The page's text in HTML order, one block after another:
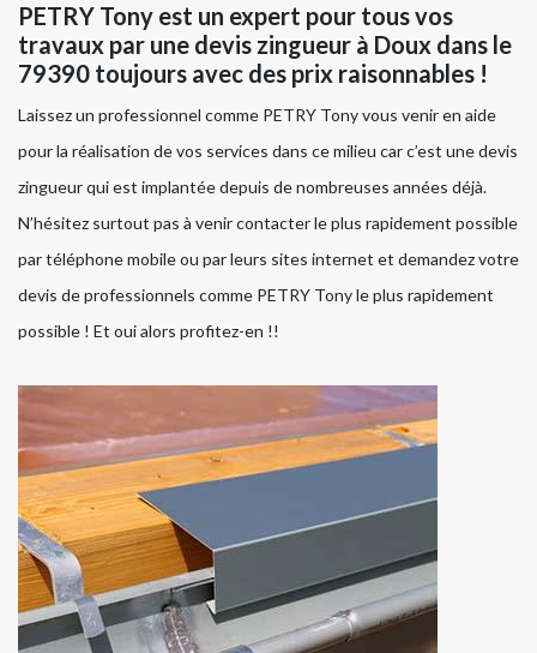
PETRY Tony est un expert pour tous vos
travaux par une devis zingueur à Doux dans le
79390 toujours avec des prix raisonnables !
Laissez un professionnel comme PETRY Tony vous venir en aide
pour la réalisation de vos services dans ce milieu car c’est une devis
zingueur qui est implantée depuis de nombreuses années déjà.
N’hésitez surtout pas à venir contacter le plus rapidement possible
par téléphone mobile ou par leurs sites internet et demandez votre
devis de professionnels comme PETRY Tony le plus rapidement
possible ! Et oui alors profitez-en !!